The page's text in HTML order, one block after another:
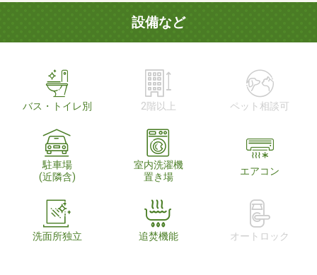
設備など
バス・トイレ別 2階以上 ペット相談可
駐車場
(近隣含)
室内洗濯機
置き場
エアコン
洗面所独立 追焚機能 オートロック